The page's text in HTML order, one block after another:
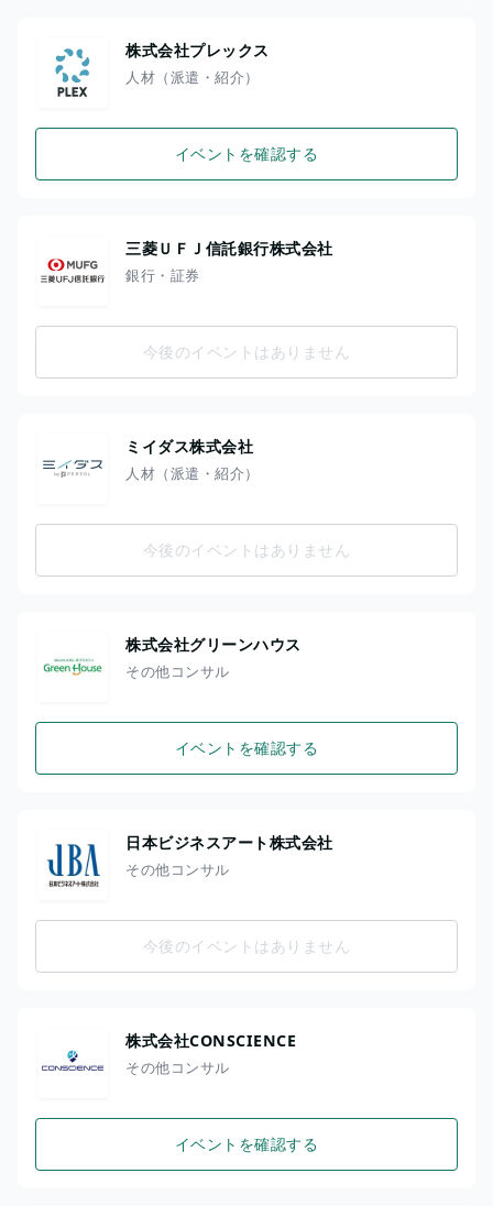
株式会社プレックス
人材（派遣・紹介）
イベントを確認する
三菱ＵＦＪ信託銀行株式会社
銀行・証券
今後のイベントはありません
ミイダス株式会社
人材（派遣・紹介）
今後のイベントはありません
株式会社グリーンハウス
その他コンサル
イベントを確認する
日本ビジネスアート株式会社
その他コンサル
今後のイベントはありません
株式会社CONSCIENCE
その他コンサル
イベントを確認する